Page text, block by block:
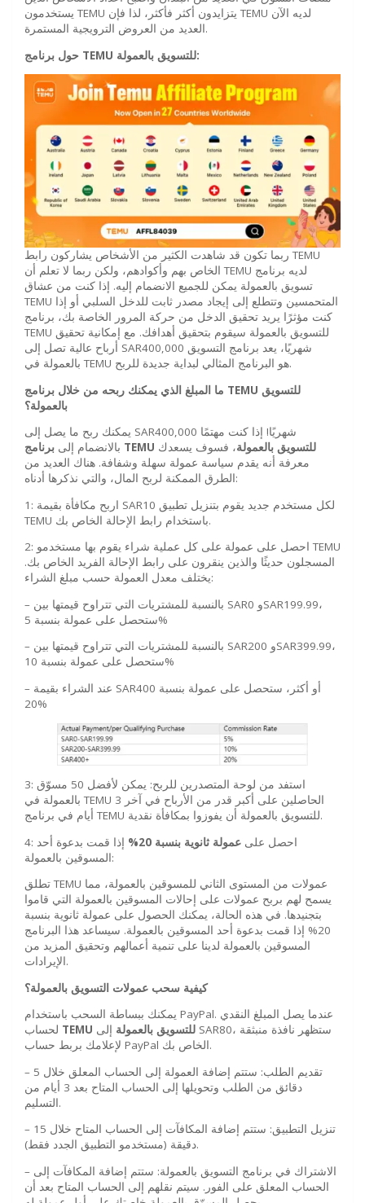
يستخدمون TEMU يتزايدون أكثر فأكثر، لذا فإن TEMU لديه الآن
العديد من العروض الترويجية المستمرة.
TEMU للتسويق بالعمولة:
ربما تكون قد شاهدت الكثير من الأشخاص يشاركون رابط TEMU
الخاص بهم وأكوادهم، ولكن ربما لا تعلم أن TEMU لديه برنامج
تسويق بالعمولة يمكن للجميع الانضمام إليه. إذا كنت من عشاق
TEMU المتحمسين وتتطلع إلى إيجاد مصدر ثابت للدخل السلبي أو إذا
كنت مؤثرًا يريد تحقيق الدخل من حركة المرور الخاصة بك، برنامج
TEMU للتسويق بالعمولة سيقوم بتحقيق أهدافك. مع إمكانية تحقيق
أرباح عالية تصل إلى SAR400,000 شهريًا، يعد برنامج التسويق
بالعمولة في TEMU هو البرنامج المثالي لبداية جديدة للربح.
TEMU
بالعمولة؟
يمكنك ربح ما يصل إلى SAR400,000 شهريًا! إذا كنت مهتمًا
بالانضمام إلى TEMU للتسويق بالعمولة، فسوف يسعدك
معرفة أنه يقدم سياسة عمولة سهلة وشفافة. هناك العديد من
الطرق الممكنة لربح المال، والتي نذكرها أدناه:
1: اربح مكافأة بقيمة SAR10 لكل مستخدم جديد يقوم بتنزيل تطبيق
TEMU باستخدام رابط الإحالة الخاص بك.
2: احصل على عمولة على كل عملية شراء يقوم بها مستخدمو TEMU
المسجلون حديثًا والذين ينقرون على رابط الإحالة الفريد الخاص بك.
يختلف معدل العمولة حسب مبلغ الشراء:
– بالنسبة للمشتريات التي تتراوح قيمتها بين SAR0 وSAR199.99،
ستحصل على عمولة بنسبة 5%
– بالنسبة للمشتريات التي تتراوح قيمتها بين SAR200 وSAR399.99،
ستحصل على عمولة بنسبة 10%
– عند الشراء بقيمة SAR400 أو أكثر، ستحصل على عمولة بنسبة
20%
3: استفد من لوحة المتصدرين للربح: يمكن لأفضل 50 مسوّق
بالعمولة في TEMU الحاصلين على أكبر قدر من الأرباح في آخر 3
أيام في برنامج TEMU للتسويق بالعمولة أن يفوزوا بمكافأة نقدية.
4: احصل على عمولة ثانوية بنسبة 20%
إذا قمت بدعوة أحد
المسوقين بالعمولة:
تطلق TEMU عمولات من المستوى الثاني للمسوقين بالعمولة، مما
يسمح لهم بربح عمولات على إحالات المسوقين بالعمولة التي قاموا
بتجنيدها. في هذه الحالة، يمكنك الحصول على عمولة ثانوية بنسبة
20% إذا قمت بدعوة أحد المسوقين بالعمولة. سيساعد هذا البرنامج
المسوقين بالعمولة لدينا على تنمية أعمالهم وتحقيق المزيد من
الإيرادات.
كيفية سحب عمولات التسويق بالعمولة؟
يمكنك ببساطة السحب باستخدام PayPal. عندما يصل المبلغ النقدي
TEMU للتسويق بالعمولة إلى SAR80، ستظهر نافذة منبثقة
لإعلامك بربط حساب PayPal الخاص بك.
– تقديم الطلب: ستتم إضافة العمولة إلى الحساب المعلق خلال 5
دقائق من الطلب وتحويلها إلى الحساب المتاح بعد 3 أيام من
التسليم.
– تنزيل التطبيق: ستتم إضافة المكافآت إلى الحساب المتاح خلال 15
دقيقة (مستخدمو التطبيق الجدد فقط).
– الاشتراك في برنامج التسويق بالعمولة: ستتم إضافة المكافآت إلى
الحساب المعلق على الفور. سيتم نقلهم إلى الحساب المتاح بعد أن